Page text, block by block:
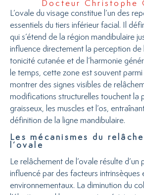
Docteur Christophe
L’ovale du visage constitue l’un des
essentiels du tiers inférieur facial. Il
qui s’étend de la région mandibulaire
influence directement la perception de
tonicité cutanée et de l’harmonie
le temps, cette zone est souvent
montrer des signes visibles de
modifications structurelles touchent la
graisseux, les muscles et l’os,
définition de la ligne mandibulaire.
Les mécanismes du
l’ovale
Le relâchement de l’ovale résulte
influencé par des facteurs intrinsèques
environnementaux. La diminution du